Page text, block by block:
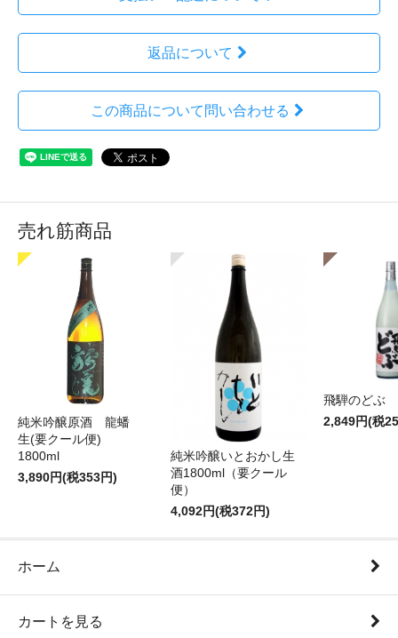
返品について
この商品について問い合わせる
売れ筋商品
純米吟醸原酒 龍蟠
生(要クール便)
1800ml
3,890円(税353円)
純米吟醸いとおかし生
酒1800ml（要クール
便）
4,092円(税372円)
飛騨のどぶ
2,849円(税
ホーム
カートを見る